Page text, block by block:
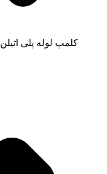
کلمپ لوله پلی اتیلن